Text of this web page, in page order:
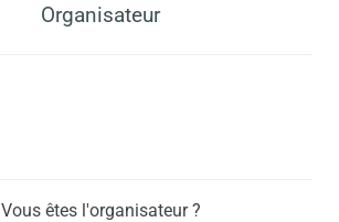
Organisateur
Vous êtes l'organisateur ?